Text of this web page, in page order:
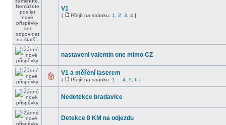
V1
[ Přejít na stránku: 1 2 3 4 ]
nastaveni valentin one mimo CZ
V1 a měření laserem
[ Přejít na stránku: 1 4 5 6 ]
Nedetekce bradavice
Detekce 8 KM na odjezdu